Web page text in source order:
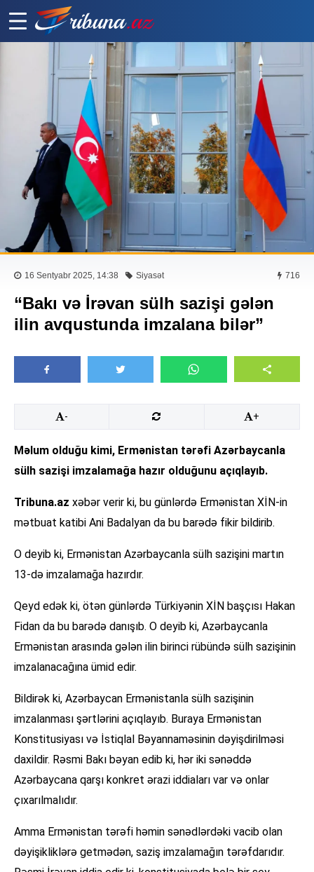
16 Sentyabr 2025, 14:38 Siyasət 716
“Bakı və İrəvan sülh sazişi gələn
ilin avqustunda imzalana bilər”
- +
Məlum olduğu kimi, Ermənistan tərəfi Azərbaycanla
sülh sazişi imzalamağa hazır olduğunu açıqlayıb.
Tribuna.az xəbər verir ki, bu günlərdə Ermənistan XİN-in
mətbuat katibi Ani Badalyan da bu barədə fikir bildirib.
O deyib ki, Ermənistan Azərbaycanla sülh sazişini martın
13-də imzalamağa hazırdır.
Qeyd edək ki, ötən günlərdə Türkiyənin XİN başçısı Hakan
Fidan da bu barədə danışıb. O deyib ki, Azərbaycanla
Ermənistan arasında gələn ilin birinci rübündə sülh sazişinin
imzalanacağına ümid edir.
Bildirək ki, Azərbaycan Ermənistanla sülh sazişinin
imzalanması şərtlərini açıqlayıb. Buraya Ermənistan
Konstitusiyası və İstiqlal Bəyannaməsinin dəyişdirilməsi
daxildir. Rəsmi Bakı bəyan edib ki, hər iki sənəddə
Azərbaycana qarşı konkret ərazi iddiaları var və onlar
çıxarılmalıdır.
Amma Ermənistan tərəfi həmin sənədlərdəki vacib olan
dəyişikliklərə getmədən, saziş imzalamağın tərəfdarıdır.